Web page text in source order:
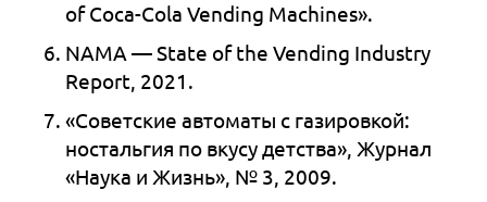
of Coca-Cola Vending Machines».
NAMA — State of the Vending Industry
Report, 2021.
«Советские автоматы с газировкой:
ностальгия по вкусу детства», Журнал
«Наука и Жизнь», № 3, 2009.